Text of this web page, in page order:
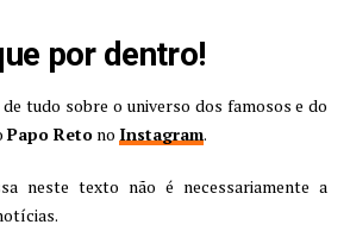
por dentro!
tudo sobre o universo dos famosos e do
Papo Retono Instagram.
neste texto não é necessariamente a